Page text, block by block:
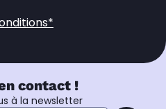
contact !
à la newsletter